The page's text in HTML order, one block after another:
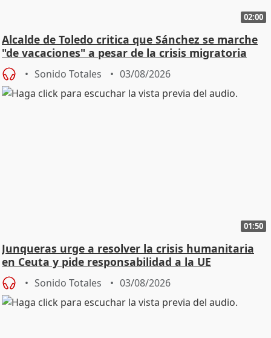
02:00
Alcalde de Toledo critica que Sánchez se marche
"de vacaciones" a pesar de la crisis migratoria
Sonido Totales 03/08/2026
01:50
Junqueras urge a resolver la crisis humanitaria
en Ceuta y pide responsabilidad a la UE
Sonido Totales 03/08/2026